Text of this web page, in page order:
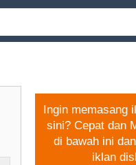
Ingin memasang
sini? Cepat dan
di bawah ini
iklan